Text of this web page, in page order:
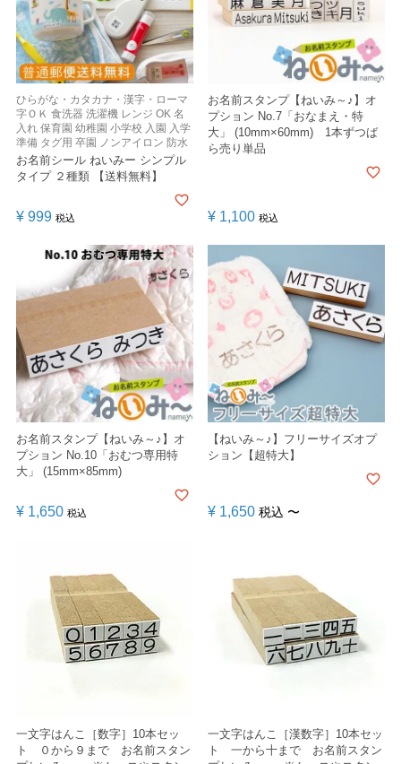
ひらがな・カタカナ・漢字・ローマ
字ＯＫ 食洗器 洗濯機 レンジ OK 名
入れ 保育園 幼稚園 小学校 入園 入学
準備 タグ用 卒園 ノンアイロン 防水
お名前シール ねいみー シンプル
タイプ ２種類 【送料無料】
¥ 999 税込
お名前スタンプ【ねいみ～♪】オ
プション No.7「おなまえ・特
大」 (10mm×60mm) 1本ずつば
ら売り単品
¥ 1,100 税込
お名前スタンプ【ねいみ～♪】オ
プション No.10「おむつ専用特
大」 (15mm×85mm)
¥ 1,650 税込
【ねいみ～♪】フリーサイズオプ
ション【超特大】
¥ 1,650 税込 〜
一文字はんこ［数字］10本セッ
ト ０から９まで お名前スタン
一文字はんこ［漢数字］10本セッ
ト 一から十まで お名前スタン